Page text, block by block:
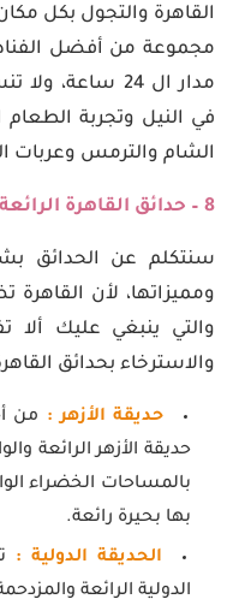
القاهرة والتجول بكل
مجموعة من أفضل
مدار ال 24
في النيل وتجربة
الشام والترمس وعربات
8 – حدائق القاهرة الرائعة
سنتكلم عن الحدائق
ومميزاتها، لأن
والتي ينبغي عليك ألا
والاسترخاء بحدائق
حديقة الأزهر : من
حديقة الأزهر الرائعة
بالمساحات الخضراء
بها بحيرة رائعة.
الحديقة الدولية :
الدولية الرائعة